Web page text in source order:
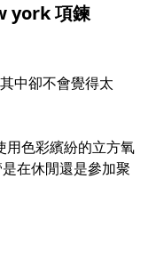
york 項鍊
中卻不會覺得太
用色彩繽紛的立方氧
在休閒還是參加聚